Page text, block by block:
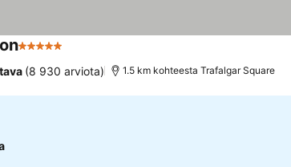
5 Tähtiluokitus
(8 930 arviota) 1.5 km kohteesta Trafalgar Square